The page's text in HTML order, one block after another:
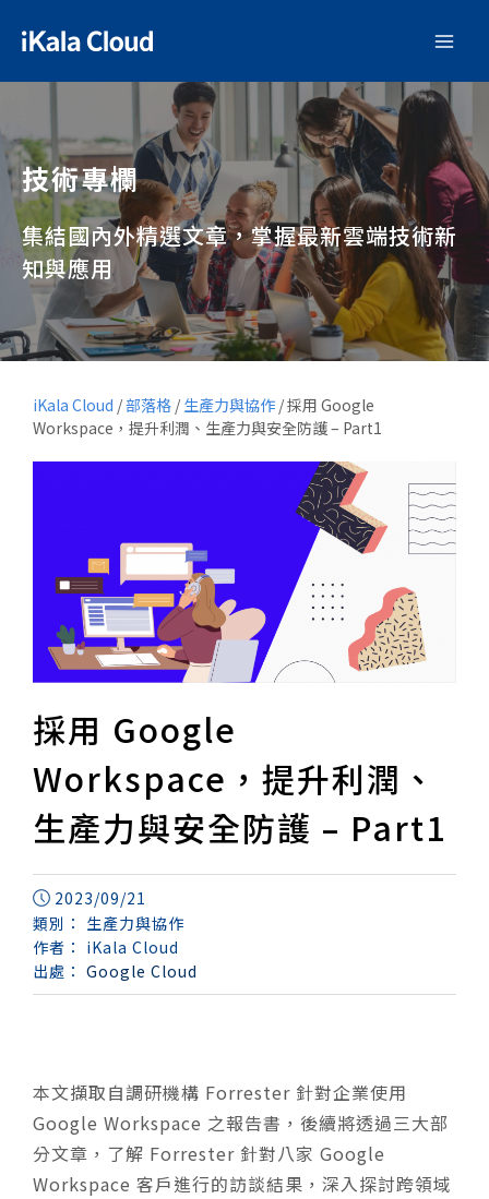
技術專欄
集結國內外精選文章，掌握最新雲端技術新
知與應用
iKala Cloud /部落格 / 生產力與協作 /採用 Google
Workspace，提升利潤、生產力與安全防護 – Part1
採用 Google
Workspace，提升利潤、
生產力與安全防護 – Part1
2023/09/21
類別： 生產力與協作
作者： iKala Cloud
出處： Google Cloud
本文擷取自調研機構 Forrester 針對企業使用
Google Workspace 之報告書，後續將透過三大部
分文章，了解 Forrester 針對八家 Google
Workspace 客戶進行的訪談結果，深入探討跨領域